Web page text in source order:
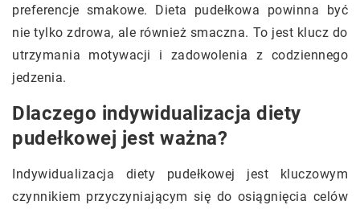
preferencje smakowe. Dieta pudełkowa powinna być
nie tylko zdrowa, ale również smaczna. To jest klucz do
utrzymania motywacji i zadowolenia z codziennego
jedzenia.
Dlaczego indywidualizacja diety
pudełkowej jest ważna?
Indywidualizacja diety pudełkowej jest kluczowym
czynnikiem przyczyniającym się do osiągnięcia celów